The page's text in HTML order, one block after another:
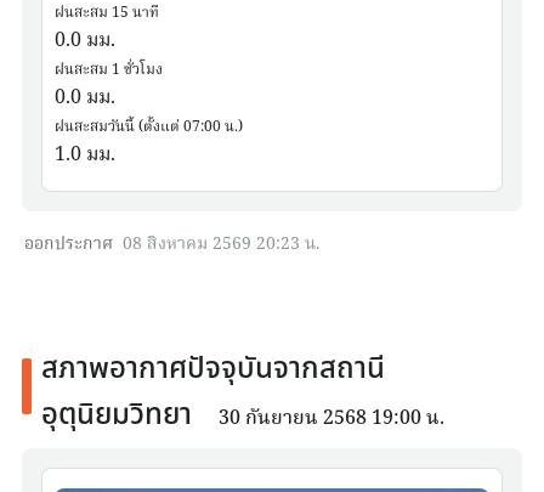
ฝนสะสม 15 นาที
0.0มม.
ฝนสะสม 1 ชั่วโมง
0.0มม.
ฝนสะสมวันนี้ (ตั้งแต่ 07:00 น.)
1.0มม.
ออกประกาศ 08 สิงหาคม 2569 20:23 น.
สภาพอากาศปัจจุบันจากสถานี
อุตุนิยมวิทยา
30 กันยายน 2568 19:00 น.